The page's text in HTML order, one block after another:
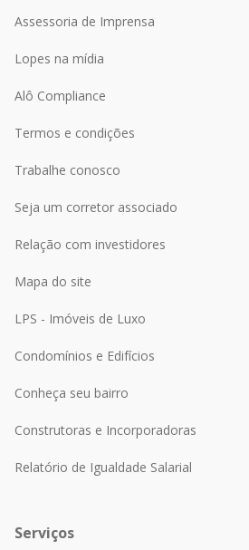
Assessoria de Imprensa
Lopes na mídia
Alô Compliance
Termos e condições
Trabalhe conosco
Seja um corretor associado
Relação com investidores
Mapa do site
LPS - Imóveis de Luxo
Condomínios e Edifícios
Conheça seu bairro
Construtoras e Incorporadoras
Relatório de Igualdade Salarial
Serviços